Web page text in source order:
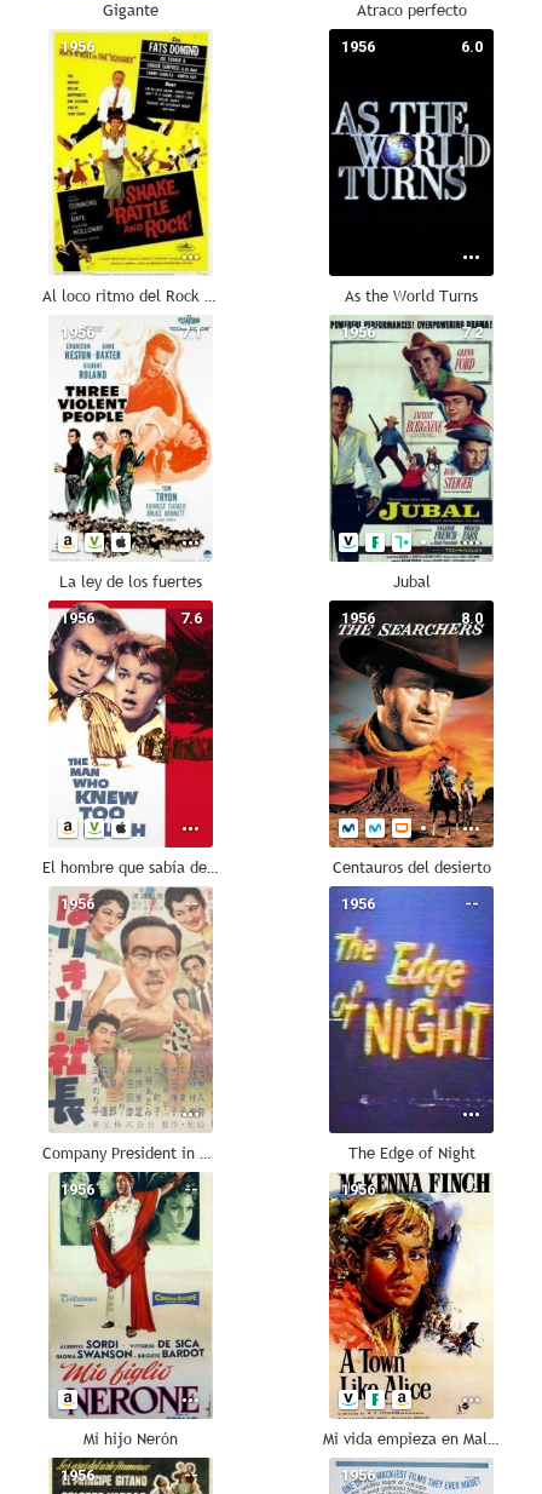
Gigante Atraco perfecto
--
1956
Al loco ritmo del Rock and Roll
6.0
1956
As the World Turns
7.1
1956
La ley de los fuertes
7.2
1956
Jubal
7.6
1956
El hombre que sabía demasiado
8.0
1956
Centauros del desierto
--
1956
Company President in High Spirits
--
1956
The Edge of Night
--
1956
Mi hijo Nerón
--
1956
Mi vida empieza en Malasia
--
1956 --
1956